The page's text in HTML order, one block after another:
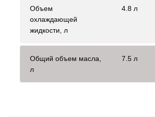
Объем
охлаждающей
жидкости, л
4.8 л
Общий объем масла,
л
7.5 л